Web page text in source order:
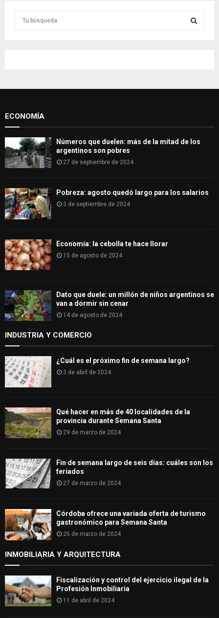
o
H
ECONOMÍA
Números que duelen: más de la mitad de los
argentinos son pobres
27 de septiembre de 2024
Pobreza: agosto quedó largo para los salarios
3 de septiembre de 2024
Economía: la cebolla te hace llorar
15 de agosto de 2024
Dato que duele: un millón de niños argentinos se
van a dormir sin cenar
14 de agosto de 2024
INDUSTRIA Y COMERCIO
¿Cuál es el próximo fin de semana largo?
3 de abril de 2024
Qué hacer en más de 40 localidades de la
provincia durante Semana Santa
29 de marzo de 2024
Fin de semana largo de seis días: cuáles son los
feriados
27 de marzo de 2024
Córdoba ofrece una variada oferta de turismo
gastronómico para Semana Santa
25 de marzo de 2024
INMOBILIARIA Y ARQUITECTURA
Fiscalización y control del ejercicio ilegal de la
Profesión Inmobiliaria
11 de abril de 2024